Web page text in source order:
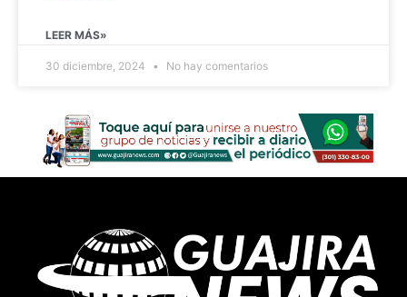
LEER MÁS»
30 diciembre, 2024 No hay comentarios